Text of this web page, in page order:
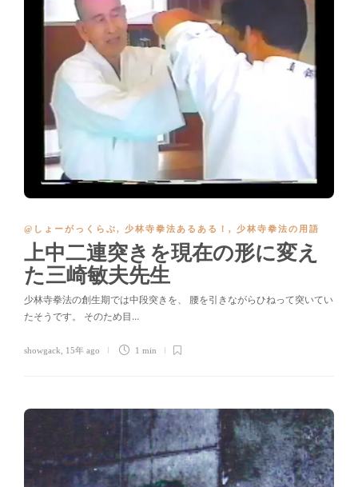
@しょーがっくらぶ, 少林寺拳法あるある！ , 少林寺拳法の用語
上中二連突きを現在の形に変え
た三崎敏夫先生
少林寺拳法の創生期では中段突きを、 腰を引きながらひねって突いてい
たそうです。 そのため目…
showgack 15年 ago 1 min